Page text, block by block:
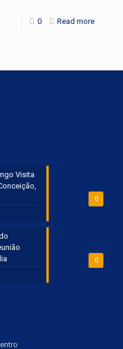
0 Read more
0
Visita
0